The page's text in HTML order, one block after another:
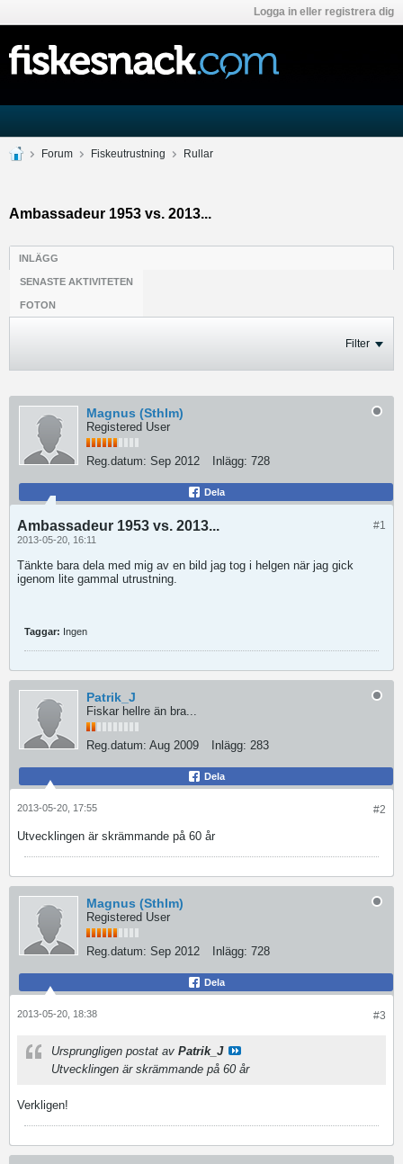
Logga in eller registrera dig
Forum Fiskeutrustning Rullar
Ambassadeur 1953 vs. 2013...
INLÄGG
SENASTE AKTIVITETEN
FOTON
Filter
Magnus (Sthlm)
Registered User
Reg.datum: Sep 2012 Inlägg: 728
Dela
#1
Ambassadeur 1953 vs. 2013...
2013-05-20, 16:11
Tänkte bara dela med mig av en bild jag tog i helgen när jag gick
igenom lite gammal utrustning.
Taggar: Ingen
Patrik_J
Fiskar hellre än bra...
Reg.datum: Aug 2009 Inlägg: 283
Dela
#2
2013-05-20, 17:55
Utvecklingen är skrämmande på 60 år
Magnus (Sthlm)
Registered User
Reg.datum: Sep 2012 Inlägg: 728
Dela
#3
2013-05-20, 18:38
Ursprungligen postat av Patrik_J
Utvecklingen är skrämmande på 60 år
Verkligen!